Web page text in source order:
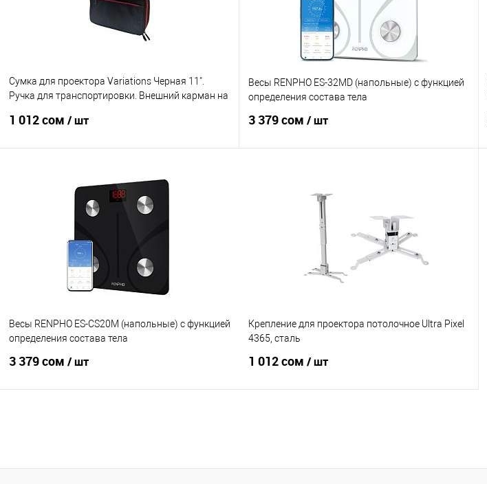
Сумка для проектора Variations Черная 11".
Ручка для транспортировки. Внешний карман на
1 012 сом / шт
В корзину
Сравнение
Весы RENPHO ES-32MD (напольные) с функцией
определения состава тела
3 379 сом / шт
Сравнение
Весы RENPHO ES-CS20M (напольные) с функцией
определения состава тела
3 379 сом / шт
Крепление для проектора потолочное Ultra Pixel
4365, сталь
1 012 сом / шт